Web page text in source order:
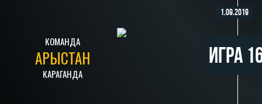
Игра
1.09.2019
КОМАНДА
АРЫСТАН
КАРАГАНДА